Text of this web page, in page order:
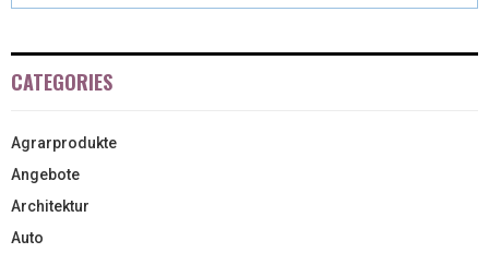
CATEGORIES
Agrarprodukte
Angebote
Architektur
Auto